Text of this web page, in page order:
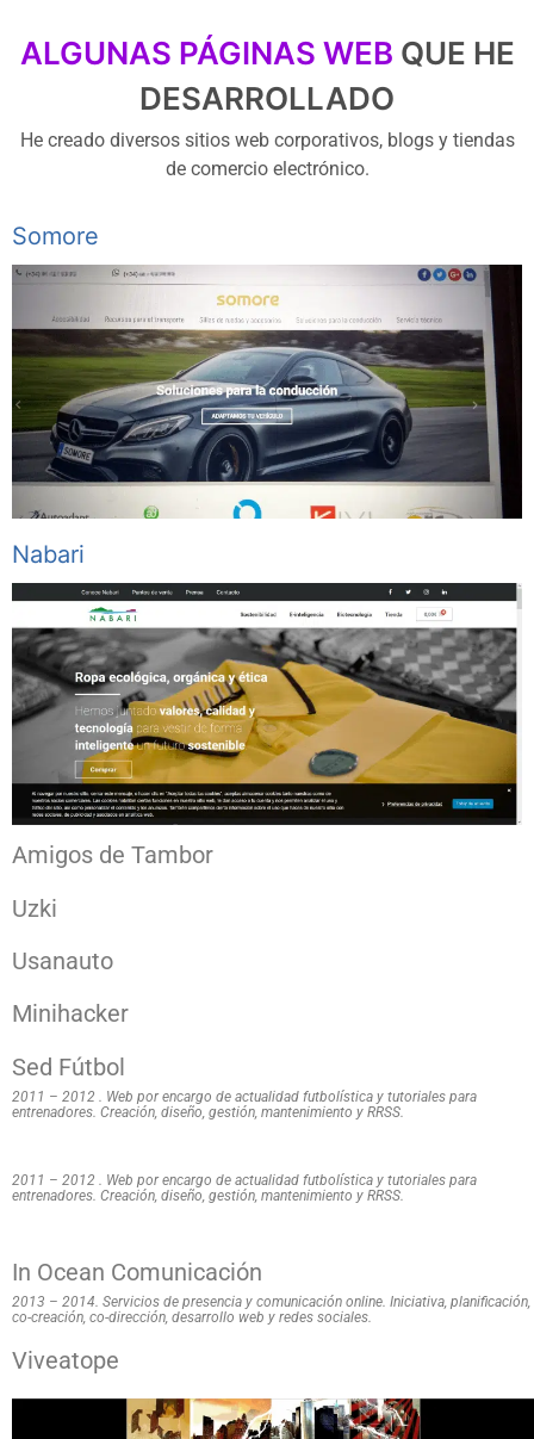
ALGUNAS PÁGINAS WEB QUE HE
DESARROLLADO
He creado diversos sitios web corporativos, blogs y tiendas
de comercio electrónico.
Somore
Nabari
Amigos de Tambor
Uzki
Usanauto
Minihacker
Sed Fútbol
2011 – 2012 . Web por encargo de actualidad futbolística y tutoriales para
entrenadores. Creación, diseño, gestión, mantenimiento y RRSS.
2011 – 2012 . Web por encargo de actualidad futbolística y tutoriales para
entrenadores. Creación, diseño, gestión, mantenimiento y RRSS.
In Ocean Comunicación
2013 – 2014. Servicios de presencia y comunicación online. Iniciativa, planificación,
co-creación, co-dirección, desarrollo web y redes sociales.
Viveatope